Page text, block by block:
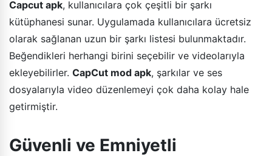
Capcut apk, kullanıcılara çok çeşitli bir şarkı
kütüphanesi sunar. Uygulamada kullanıcılara ücretsiz
olarak sağlanan uzun bir şarkı listesi bulunmaktadır.
Beğendikleri herhangi birini seçebilir ve videolarıyla
ekleyebilirler. CapCut mod apk, şarkılar ve ses
dosyalarıyla video düzenlemeyi çok daha kolay hale
getirmiştir.
Güvenli ve Emniyetli